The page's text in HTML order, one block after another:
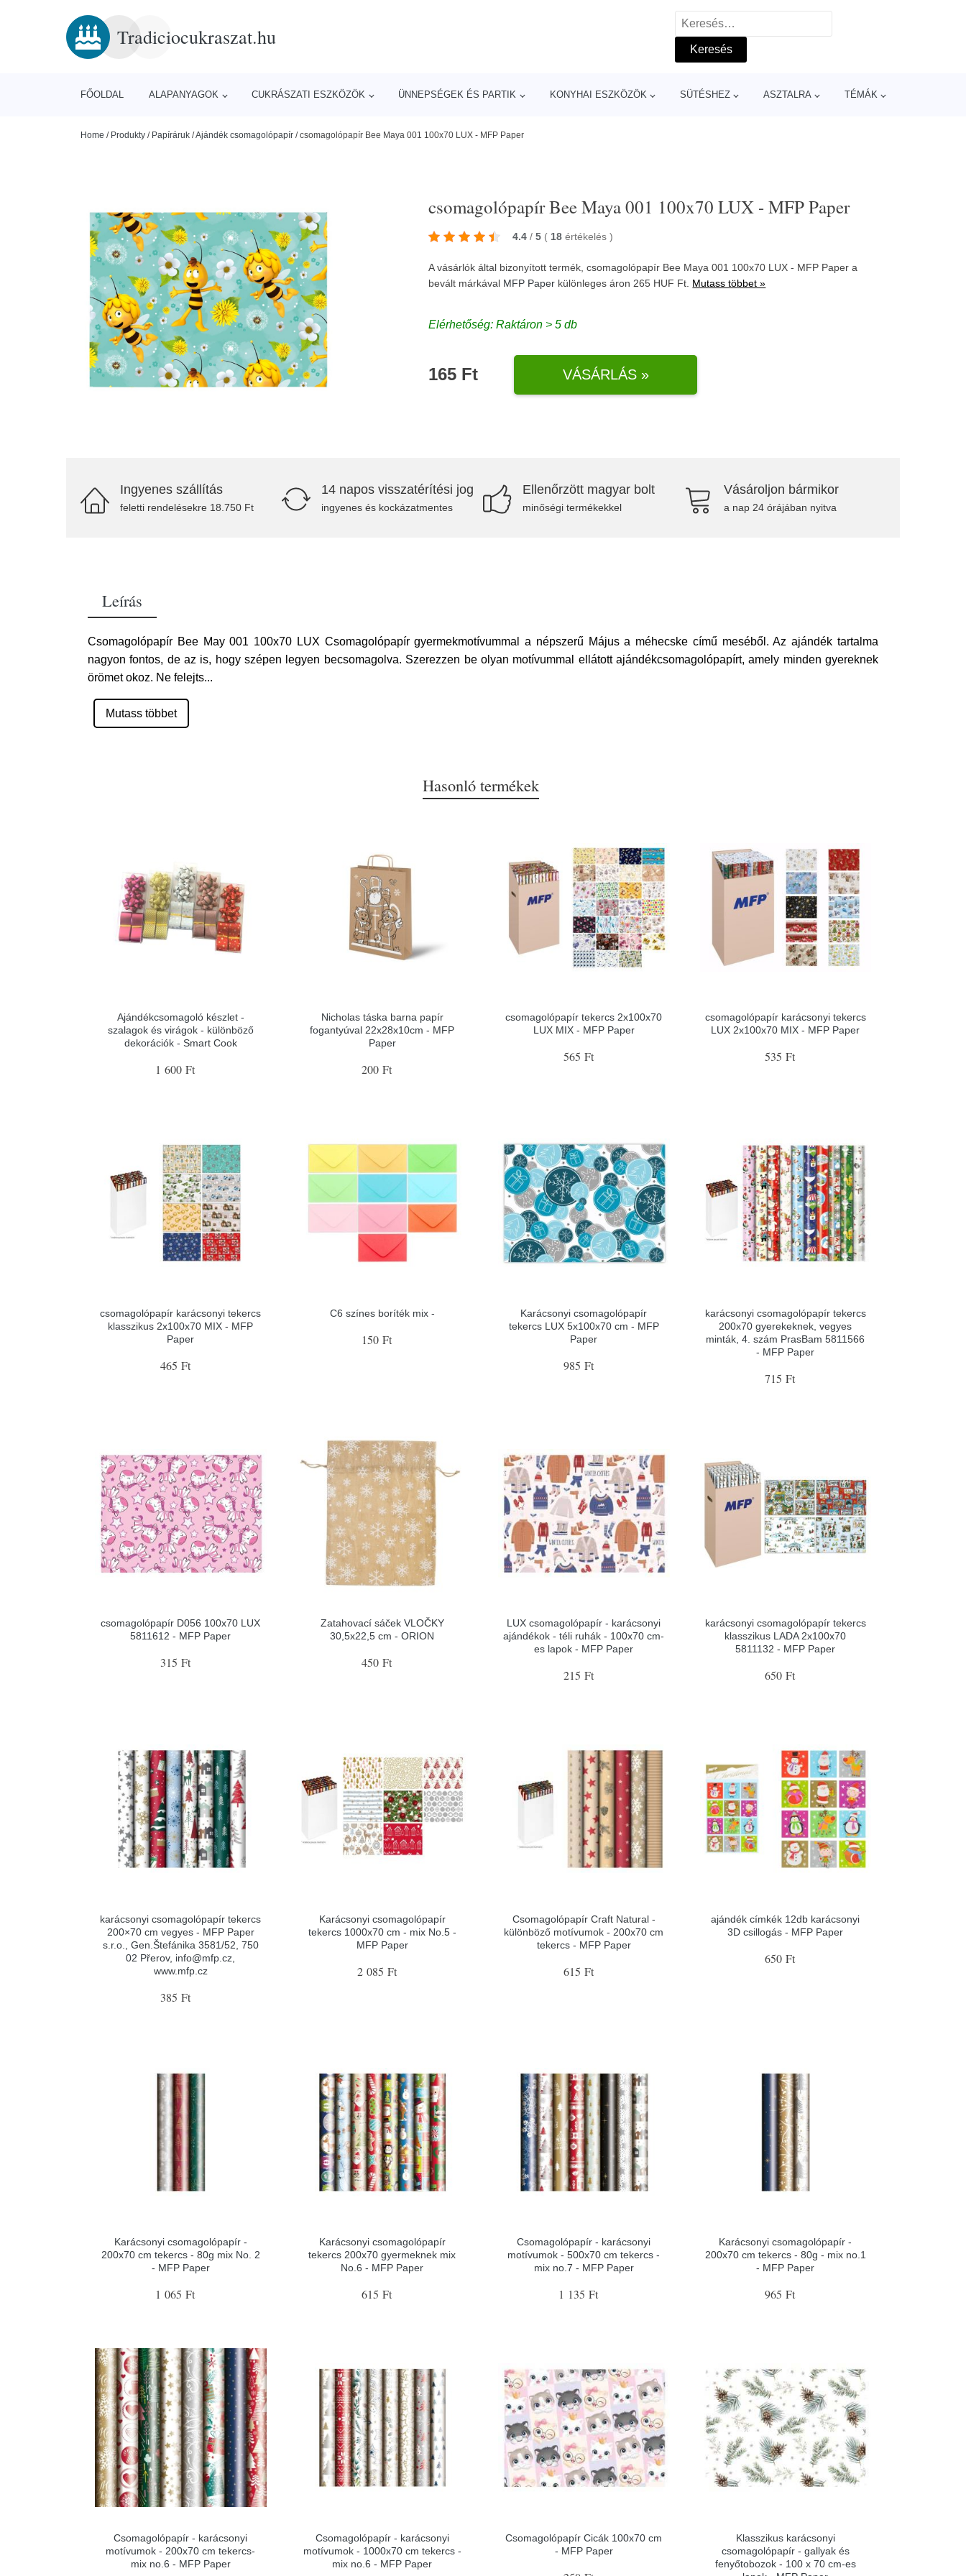
Tradiciocukraszat.hu
Keresés:
FŐOLDAL ALAPANYAGOK CUKRÁSZATI ESZKÖZÖK ÜNNEPSÉGEK ÉS PARTIK KONYHAI ESZKÖZÖK SÜTÉSHEZ ASZTALRA TÉMÁK
Home / Produkty / Papíráruk /Ajándék csomagolópapír /csomagolópapír Bee Maya 001 100x70 LUX - MFP Paper
csomagolópapír Bee Maya 001 100x70 LUX - MFP Paper
4.4 / 5 ( 18 értékelés)
A vásárlók által bizonyított termék, csomagolópapír Bee Maya 001 100x70 LUX - MFP Paper a
bevált márkával MFP Paper különleges áron 265 HUF Ft. Mutass többet »
Elérhetőség: Raktáron > 5 db
165 Ft VÁSÁRLÁS »
Ingyenes szállítás
feletti rendelésekre 18.750 Ft
14 napos visszatérítési jog
ingyenes és kockázatmentes
Ellenőrzött magyar bolt
minőségi termékekkel
Vásároljon bármikor
a nap 24 órájában nyitva
Leírás
Csomagolópapír Bee May 001 100x70 LUX Csomagolópapír gyermekmotívummal a népszerű Május a méhecske című meséből. Az ajándék tartalma
nagyon fontos, de az is, hogy szépen legyen becsomagolva. Szerezzen be olyan motívummal ellátott ajándékcsomagolópapírt, amely minden gyereknek
örömet okoz. Ne felejts...
Mutass többet
Hasonló termékek
Ajándékcsomagoló készlet -
szalagok és virágok - különböző
dekorációk - Smart Cook
1 600 Ft
Nicholas táska barna papír
fogantyúval 22x28x10cm - MFP
Paper
200 Ft
csomagolópapír tekercs 2x100x70
LUX MIX - MFP Paper
565 Ft
csomagolópapír karácsonyi tekercs
LUX 2x100x70 MIX - MFP Paper
535 Ft
csomagolópapír karácsonyi tekercs
klasszikus 2x100x70 MIX - MFP
Paper
465 Ft
C6 színes boríték mix -
150 Ft
Karácsonyi csomagolópapír
tekercs LUX 5x100x70 cm - MFP
Paper
985 Ft
karácsonyi csomagolópapír tekercs
200x70 gyerekeknek, vegyes
minták, 4. szám PrasBam 5811566
- MFP Paper
715 Ft
csomagolópapír D056 100x70 LUX
5811612 - MFP Paper
315 Ft
Zatahovací sáček VLOČKY
30,5x22,5 cm - ORION
450 Ft
LUX csomagolópapír - karácsonyi
ajándékok - téli ruhák - 100x70 cm-
es lapok - MFP Paper
215 Ft
karácsonyi csomagolópapír tekercs
klasszikus LADA 2x100x70
5811132 - MFP Paper
650 Ft
karácsonyi csomagolópapír tekercs
200×70 cm vegyes - MFP Paper
s.r.o., Gen.Štefánika 3581/52, 750
02 Přerov, info@mfp.cz,
www.mfp.cz
385 Ft
Karácsonyi csomagolópapír
tekercs 1000x70 cm - mix No.5 -
MFP Paper
2 085 Ft
Csomagolópapír Craft Natural -
különböző motívumok - 200x70 cm
tekercs - MFP Paper
615 Ft
ajándék címkék 12db karácsonyi
3D csillogás - MFP Paper
650 Ft
Karácsonyi csomagolópapír -
200x70 cm tekercs - 80g mix No. 2
- MFP Paper
1 065 Ft
Karácsonyi csomagolópapír
tekercs 200x70 gyermeknek mix
No.6 - MFP Paper
615 Ft
Csomagolópapír - karácsonyi
motívumok - 500x70 cm tekercs -
mix no.7 - MFP Paper
1 135 Ft
Karácsonyi csomagolópapír -
200x70 cm tekercs - 80g - mix no.1
- MFP Paper
965 Ft
Csomagolópapír - karácsonyi
motívumok - 200x70 cm tekercs-
mix no.6 - MFP Paper
Csomagolópapír - karácsonyi
motívumok - 1000x70 cm tekercs -
mix no.6 - MFP Paper
Csomagolópapír Cicák 100x70 cm
- MFP Paper
Klasszikus karácsonyi
csomagolópapír - gallyak és
fenyőtobozok - 100 x 70 cm-es